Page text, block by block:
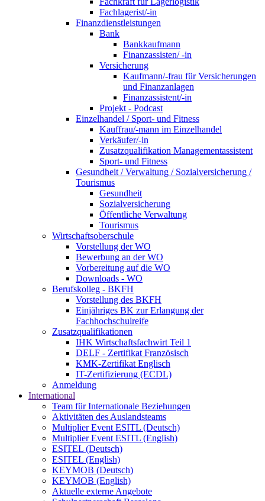
Fachlagerist/-in
Finanzdienstleistungen
Bank
Bankkaufmann
Finanzassisten/ -in
Versicherung
Kaufmann/-frau für Versicherungen
und Finanzanlagen
Finanzassistent/-in
Projekt - Podcast
Einzelhandel / Sport- und Fitness
Kauffrau/-mann im Einzelhandel
Verkäufer/-in
Zusatzqualifikation Managementassistent
Sport- und Fitness
Gesundheit / Verwaltung / Sozialversicherung /
Tourismus
Gesundheit
Sozialversicherung
Öffentliche Verwaltung
Tourismus
Wirtschaftsoberschule
Vorstellung der WO
Bewerbung an der WO
Vorbereitung auf die WO
Downloads - WO
Berufskolleg - BKFH
Vorstellung des BKFH
Einjähriges BK zur Erlangung der
Fachhochschulreife
Zusatzqualifikationen
IHK Wirtschaftsfachwirt Teil 1
DELF - Zertifikat Französisch
KMK-Zertifikat Englisch
IT-Zertifizierung (ECDL)
Anmeldung
International
Team für Internationale Beziehungen
Aktivitäten des Auslandsteams
Multiplier Event ESITL (Deutsch)
Multiplier Event ESITL (English)
ESITEL (Deutsch)
ESITEL (English)
KEYMOB (Deutsch)
KEYMOB (English)
Aktuelle externe Angebote